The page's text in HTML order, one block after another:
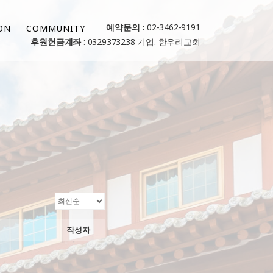
COMMUNITY 예약문의 : 02-3462-9191
후원헌금계좌: 0329373238 기업. 한우리교회
작성자